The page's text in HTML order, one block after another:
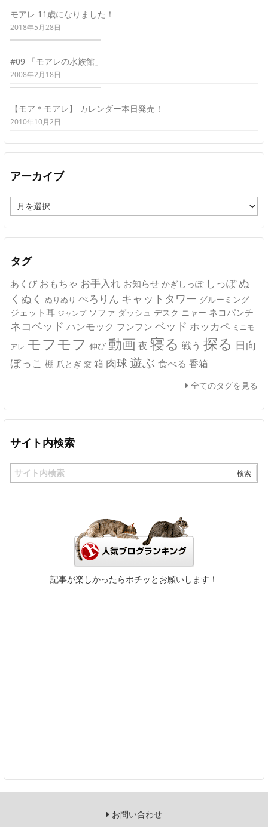
モアレ 11歳になりました！
2018年5月28日
#09 「モアレの水族館」
2008年2月18日
【モア＊モアレ】 カレンダー本日発売！
2010年10月2日
アーカイブ
ー
カ
イ
タグ
あくび おもちゃ お手入れ お知らせ かぎしっぽ しっぽ ぬ
くぬく ぬりぬり ぺろりん キャットタワー グルーミング
ジェット耳 ジャンプ ソファ ダッシュ デスク ニャー ネコパンチ
ネコベッド ハンモック フンフン ベッド ホッカペ ミニモ
アレ モフモフ 伸び 動画 夜 寝る 戦う 探る 日向
ぼっこ 棚 爪とぎ 窓 箱 肉球 遊ぶ 食べる 香箱
全てのタグを見る
サイト内検索
記事が楽しかったらポチッとお願いします！
お問い合わせ